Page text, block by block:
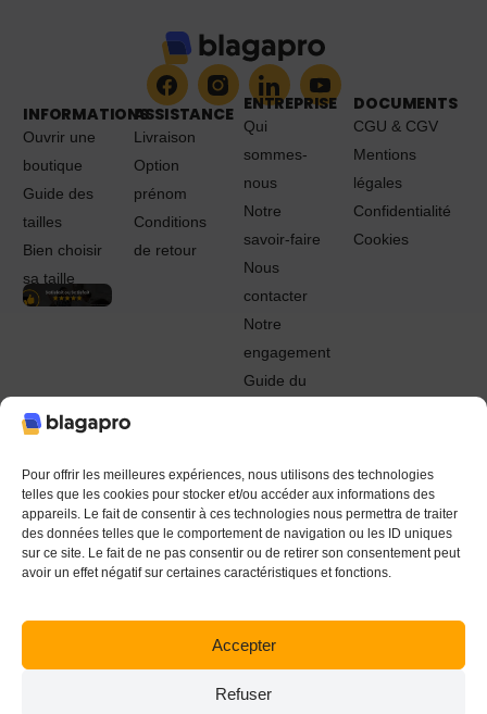
Pour offrir les meilleures expériences, nous utilisons des technologies
telles que les cookies pour stocker et/ou accéder aux informations des
appareils. Le fait de consentir à ces technologies nous permettra de traiter
des données telles que le comportement de navigation ou les ID uniques
sur ce site. Le fait de ne pas consentir ou de retirer son consentement peut
avoir un effet négatif sur certaines caractéristiques et fonctions.
Accepter
Refuser
INFORMATIONS
Ouvrir une
boutique
Guide des
tailles
Bien choisir
sa taille
ASSISTANCE
Livraison
Option
prénom
Conditions
de retour
ENTREPRISE
Qui
sommes-
nous
Notre
savoir-faire
Nous
contacter
Notre
engagement
Guide du
DOCUMENTS
CGU & CGV
Mentions
légales
Confidentialité
Cookies
© 2022 - 2024 Blagapro. Tous droits réservés. Textiles
personnalisés à Orléans